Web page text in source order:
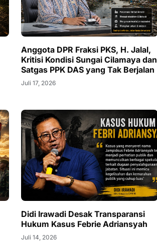
Anggota DPR Fraksi PKS, H. Jalal,
Kritisi Kondisi Sungai Cilamaya dan
Satgas PPK DAS yang Tak Berjalan
Juli 17, 2026
Didi Irawadi Desak Transparansi
Hukum Kasus Febrie Adriansyah
Juli 14, 2026